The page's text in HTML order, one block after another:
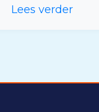
Lees verder